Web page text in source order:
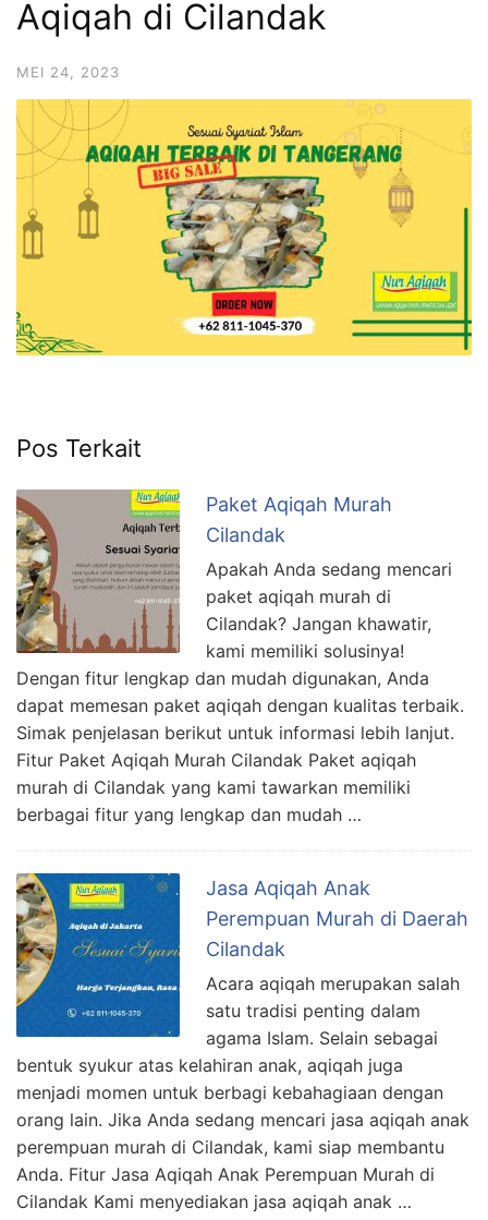
6713
Aqiqah di Cilandak
MEI 24, 2023
Pos Terkait
Paket Aqiqah Murah
Cilandak
Apakah Anda sedang mencari
paket aqiqah murah di
Cilandak? Jangan khawatir,
kami memiliki solusinya!
Dengan fitur lengkap dan mudah digunakan, Anda
dapat memesan paket aqiqah dengan kualitas terbaik.
Simak penjelasan berikut untuk informasi lebih lanjut.
Fitur Paket Aqiqah Murah Cilandak Paket aqiqah
murah di Cilandak yang kami tawarkan memiliki
berbagai fitur yang lengkap dan mudah …
Jasa Aqiqah Anak
Perempuan Murah di Daerah
Cilandak
Acara aqiqah merupakan salah
satu tradisi penting dalam
agama Islam. Selain sebagai
bentuk syukur atas kelahiran anak, aqiqah juga
menjadi momen untuk berbagi kebahagiaan dengan
orang lain. Jika Anda sedang mencari jasa aqiqah anak
perempuan murah di Cilandak, kami siap membantu
Anda. Fitur Jasa Aqiqah Anak Perempuan Murah di
Cilandak Kami menyediakan jasa aqiqah anak …